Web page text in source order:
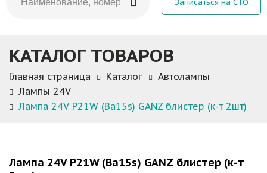
КАТАЛОГ ТОВАРОВ
Главная страница Каталог
Автолампы
Лампы 24V
Лампа 24V P21W (Ba15s) GANZ блистер (к-т 2шт)
Лампа 24V P21W (Ba15s) GANZ блистер (к-т